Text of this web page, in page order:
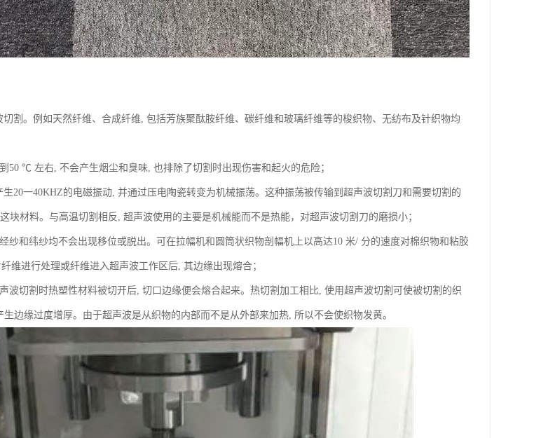
割。例如天然纤维、合成纤维, 包括芳族聚酞胺纤维、碳纤维和玻璃纤维等的梭织物、无纺布及针织物均
50 ℃ 左右, 不会产生烟尘和臭味, 也排除了切割时出现伤害和起火的危险；
20一40KHZ的电磁振动, 并通过压电陶瓷转变为机械振荡。这种振荡被传输到超声波切割刀和需要切割的
块材料。与高温切割相反, 超声波使用的主要是机械能而不是热能，对超声波切割刀的磨损小；
纱和纬纱均不会出现移位或脱出。可在拉幅机和圆筒状织物剖幅机上以高达10 米/ 分的速度对棉织物和粘胶
维进行处理或纤维进入超声波工作区后, 其边缘出现熔合；
波切割时热塑性材料被切开后, 切口边缘便会熔合起来。热切割加工相比, 使用超声波切割可使被切割的织
边缘过度增厚。由于超声波是从织物的内部而不是从外部来加热, 所以不会使织物发黄。